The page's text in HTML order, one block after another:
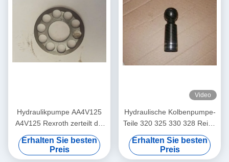
Hydraulikpumpe AA4V125
A4V125 Rexroth zerteilt die
eingeschlossene Ball-
Führer-Öldichtungs-Wellen-
Dichtung
Erhalten Sie besten
Preis
Video
Hydraulische Kolbenpumpe-
Teile 320 325 330 328 Reihe
der Bagger-
Unterstützungsex200
Erhalten Sie besten
Preis